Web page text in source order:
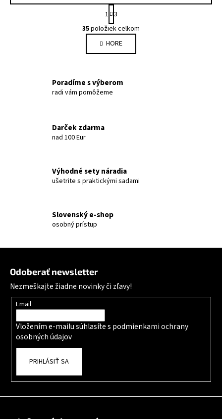
Ovládacie prvky výpisu
Stránkovanie
1 3
35položiek celkom
HORE
Poradíme s výberom
radi vám pomôžeme
Darček zdarma
nad 100 Eur
Výhodné sety náradia
ušetrite s praktickými sadami
Slovenský e-shop
osobný prístup
Odoberať newsletter
Nezmeškajte žiadne novinky či zľavy!
Email
Vložením e-mailu súhlasíte s podmienkami ochrany
osobných údajov
PRIHLÁSIŤ SA